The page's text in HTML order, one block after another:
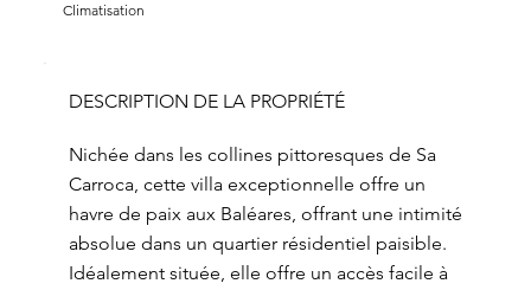
Climatisation
DESCRIPTION DE LA PROPRIÉTÉ
Nichée dans les collines pittoresques de Sa
Carroca, cette villa exceptionnelle offre un
havre de paix aux Baléares, offrant une intimité
absolue dans un quartier résidentiel paisible.
Idéalement située, elle offre un accès facile à